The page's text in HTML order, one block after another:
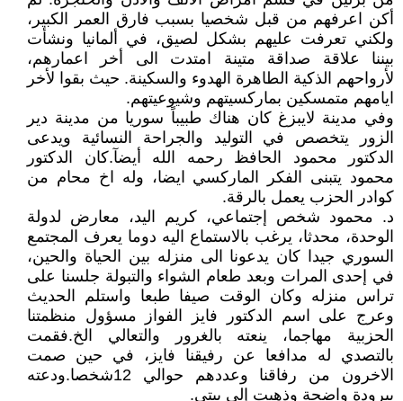
أكن اعرفهم من قبل شخصيا بسبب فارق العمر الكبير،
ولكني تعرفت عليهم بشكل لصيق، في ألمانيا ونشأت
بيننا علاقة صداقة متينة امتدت الى أخر اعمارهم،
لأرواحهم الذكية الطاهرة الهدوء والسكينة. حيث بقوا لأخر
ايامهم متمسكين بماركسيتهم وشيوعيتهم.
وفي مدينة لايبزغ كان هناك طبيباً سوريا من مدينة دير
الزور يتخصص في التوليد والجراحة النسائية ويدعى
الدكتور محمود الحافظ رحمه الله أيضآ.كان الدكتور
محمود يتبنى الفكر الماركسي ايضا، وله اخ محام من
كوادر الحزب يعمل بالرقة.
د. محمود شخص إجتماعي، كريم اليد، معارض لدولة
الوحدة، محدثا، يرغب بالاستماع اليه دوما يعرف المجتمع
السوري جيدا كان يدعونا الى منزله بين الحياة والحين،
في إحدى المرات وبعد طعام الشواء والتبولة جلسنا على
تراس منزله وكان الوقت صيفا طبعا واستلم الحديث
وعرج على اسم الدكتور فايز الفواز مسؤول منظمتنا
الحزبية مهاجما، ينعته بالغرور والتعالي الخ.فقمت
بالتصدي له مدافعا عن رفيقنا فايز، في حين صمت
الاخرون من رفاقنا وعددهم حوالي 12شخصا.ودعته
ببرودة واضحة وذهبت إلى بيتي.